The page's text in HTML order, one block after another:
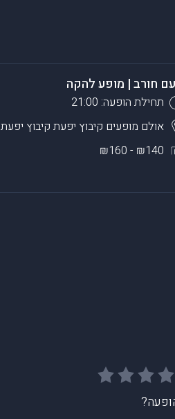
חורב | מופע להקה
תחילת הופעה: 21:00
אולם מופעים קיבוץ יפעת קיבוץ יפעת
₪140 - ₪160